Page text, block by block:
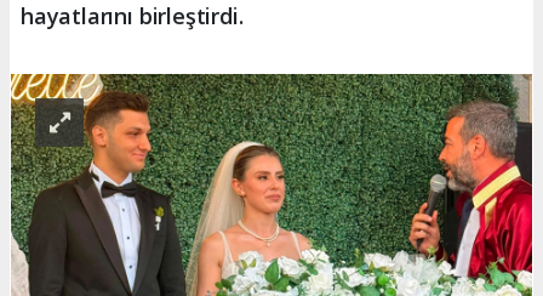
hayatlarını birleştirdi.